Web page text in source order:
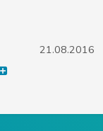
21.08.2016